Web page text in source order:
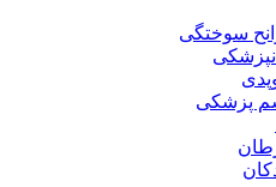
سوختگی
پزشکی